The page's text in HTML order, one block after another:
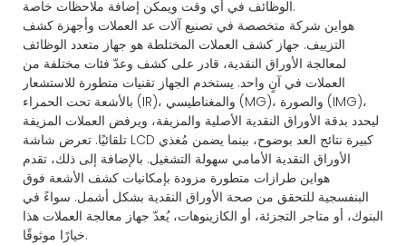
الوظائف في أي وقت ويمكن إضافة ملاحظات خاصة.
هواين شركة متخصصة في تصنيع آلات عد العملات وأجهزة كشف
التزييف. جهاز كشف العملات المختلطة هو جهاز متعدد الوظائف
لمعالجة الأوراق النقدية، قادر على كشف وعدّ فئات مختلفة من
العملات في آنٍ واحد. يستخدم الجهاز تقنيات متطورة للاستشعار
بالأشعة تحت الحمراء (IR)، والمغناطيسي (MG)، والصورة (IMG)،
ليحدد بدقة الأوراق النقدية الأصلية والمزيفة، ويرفض العملات المزيفة
تلقائيًا. تعرض شاشة LCD كبيرة نتائج العد بوضوح، بينما يضمن مُغذي
الأوراق النقدية الأمامي سهولة التشغيل. بالإضافة إلى ذلك، تقدم
هواين طرازات متطورة مزودة بإمكانيات كشف الأشعة فوق
البنفسجية للتحقق من صحة الأوراق النقدية بشكل أشمل. سواءً في
البنوك، أو متاجر التجزئة، أو الكازينوهات، يُعدّ جهاز معالجة العملات هذا
خيارًا موثوقًا.